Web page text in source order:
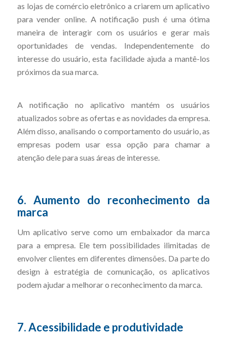
as lojas de comércio eletrônico a criarem um aplicativo
para vender online. A notificação push é uma ótima
maneira de interagir com os usuários e gerar mais
oportunidades de vendas. Independentemente do
interesse do usuário, esta facilidade ajuda a mantê-los
próximos da sua marca.
A notificação no aplicativo mantém os usuários
atualizados sobre as ofertas e as novidades da empresa.
Além disso, analisando o comportamento do usuário, as
empresas podem usar essa opção para chamar a
atenção dele para suas áreas de interesse.
6. Aumento do reconhecimento da
marca
Um aplicativo serve como um embaixador da marca
para a empresa. Ele tem possibilidades ilimitadas de
envolver clientes em diferentes dimensões. Da parte do
design à estratégia de comunicação, os aplicativos
podem ajudar a melhorar o reconhecimento da marca.
7. Acessibilidade e produtividade